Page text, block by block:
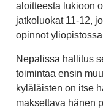
aloitteesta lukioon
jatkoluokat 11-12,
opinnot
Nepalissa hallitus
toimintaa ensin
kyläläisten on itse
maksettava hänen